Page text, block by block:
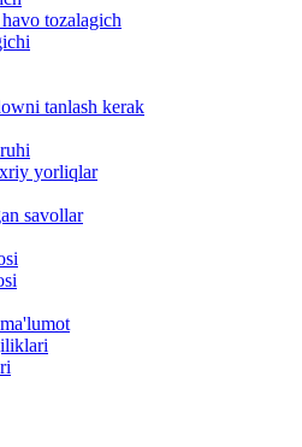
tozalagich
tanlash kerak
yorliqlar
savollar